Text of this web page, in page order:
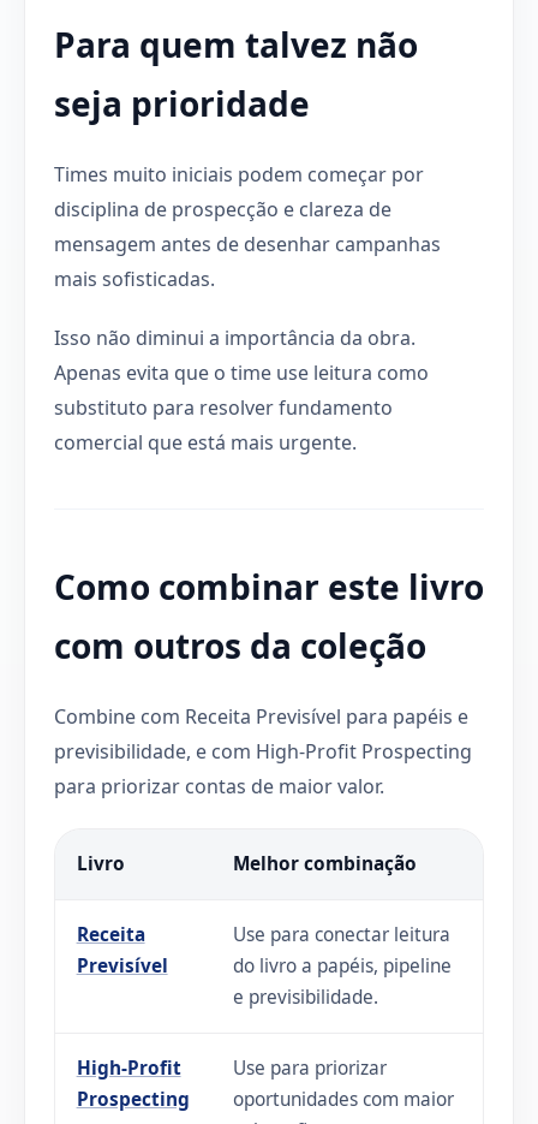
Para quem talvez não
seja prioridade
Times muito iniciais podem começar por
disciplina de prospecção e clareza de
mensagem antes de desenhar campanhas
mais sofisticadas.
Isso não diminui a importância da obra.
Apenas evita que o time use leitura como
substituto para resolver fundamento
comercial que está mais urgente.
Como combinar este livro
com outros da coleção
Combine com Receita Previsível para papéis e
previsibilidade, e com High-Profit Prospecting
para priorizar contas de maior valor.
Livro Melhor combinação
Receita
Previsível
Use para conectar leitura
do livro a papéis, pipeline
e previsibilidade.
High-Profit
Prospecting
Use para priorizar
oportunidades com maior